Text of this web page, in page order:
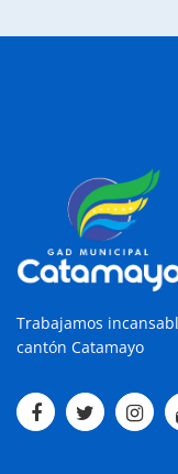
Trabajamos
cantón Catamayo